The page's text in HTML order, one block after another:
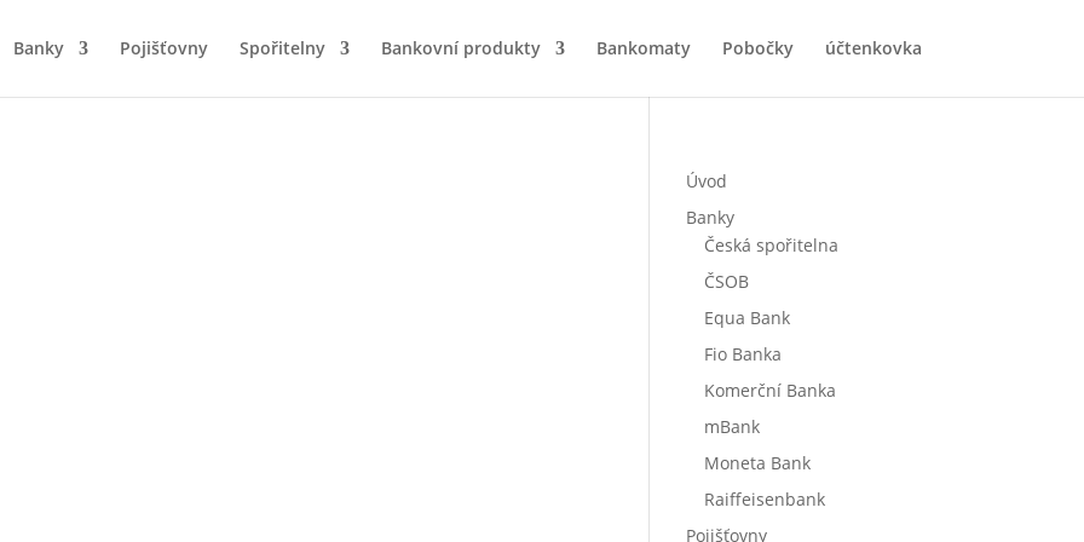
Banky Pojišťovny Spořitelny Bankovní produkty Bankomaty Pobočky účtenkovka
Úvod
Banky
Česká spořitelna
ČSOB
Equa Bank
Fio Banka
Komerční Banka
mBank
Moneta Bank
Raiffeisenbank
Pojišťovny